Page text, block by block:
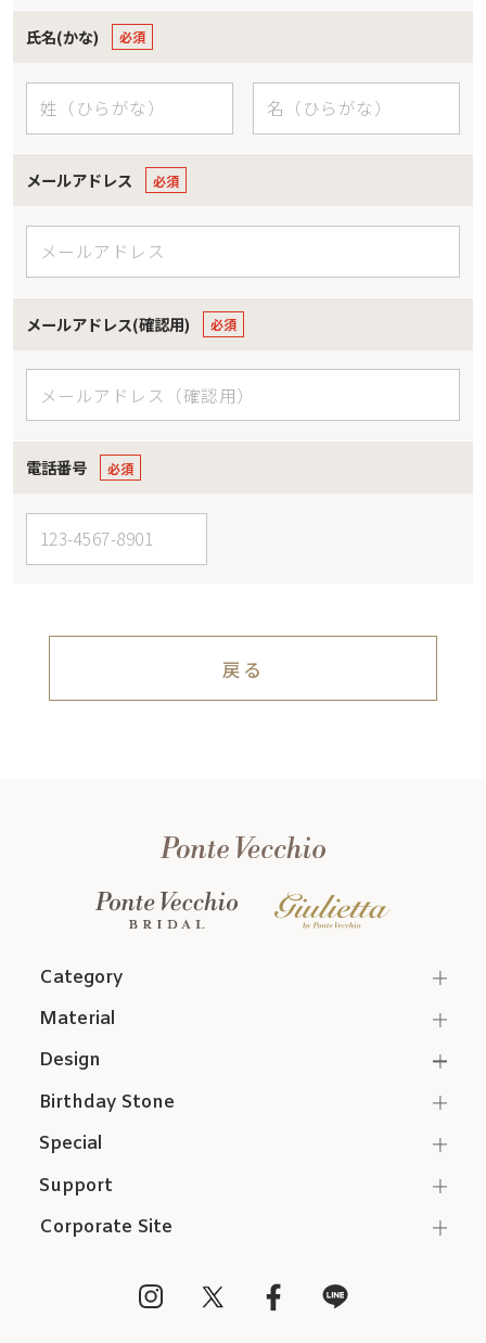
氏名(かな)
メールアドレス
メールアドレス(確認用)
電話番号
戻る
Category
Support
Corporate Site
Material
Design
Birthday Stone
Special